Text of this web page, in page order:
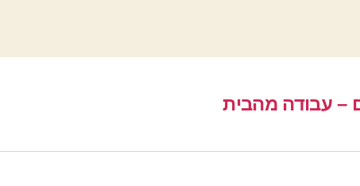
– עבודה מהבית